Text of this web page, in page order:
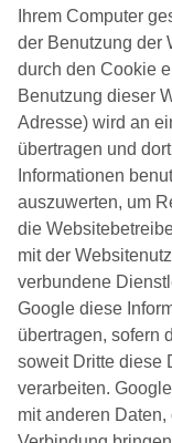
Ihrem Computer
der Benutzung der
durch den Cookie
Benutzung dieser
Adresse) wird an
übertragen und
Informationen
auszuwerten, um
die
mit der
verbundene
Google diese
übertragen, sofern
soweit Dritte diese
verarbeiten.
mit anderen